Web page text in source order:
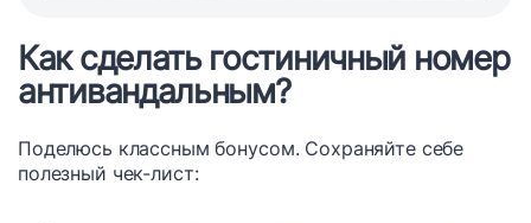
Как сделать гостиничный номер
антивандальным?
Поделюсь классным бонусом. Сохраняйте себе
полезный чек-лист: